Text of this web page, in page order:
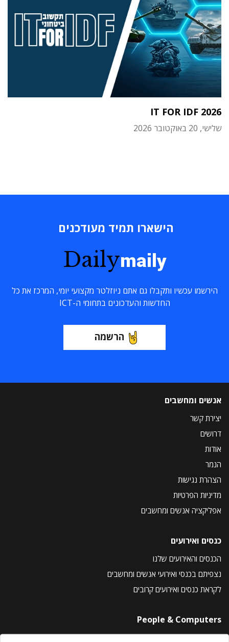
IT FOR IDF 2026
שלישי, 20 באוקטובר 2026
הישארו תמיד מעודכנים
Dailymaily
הירשמו עכשיו ותקבלו גם אתם ניוזלטר מקצועי יומי, המרכז את כל
החדשות והעדכונים בתחומי ה-ICT
הרשמה
אנשים ומחשבים
יצירת קשר
דרושים
אודות
הנמר
הצהרת נגישות
מדיניות הפרטיות
אפליקציה אנשים ומחשבים
כנסים ואירועים
הכנסים והאירועים שלנו
נצפיתם בכנסי ואירועי אנשים ומחשבים
לקראת כנסים ואירועים קרובים
People & Computers
About Us